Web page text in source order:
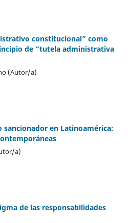
constitucional” como
de “tutela administrativa
(Autor/a)
en Latinoamérica:
a)
de las responsabilidades